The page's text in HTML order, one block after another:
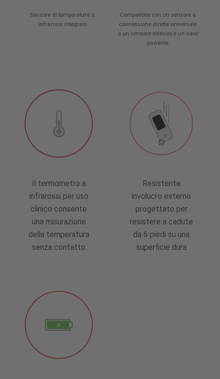
Sensore di temperatura a
infrarossi integrato
Compatibile con un sensore a
connessione diretta universale
o un sensore adesivo e un cavo
paziente
Il termometro a
infrarossi per uso
clinico consente
una misurazione
della temperatura
senza contatto
Resistente
involucro esterno
progettato per
resistere a cadute
da 6 piedi su una
superficie dura